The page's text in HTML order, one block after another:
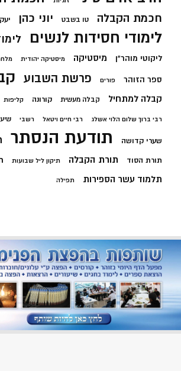
חכמת הקבלה טו בשבט יוני כהן
לימודי חסידות לנשים
ליקוטי מוהר"ן מיסטיקה מיסטיקה יהודית
ספר הזוהר פורים פרשת השבוע
קבלה למתחיל קבלה מעשית קורונה קליפות
רבי ברוך שלום הלוי אשלג רבי חיים ויטאל רשבי
שערי קדושה תודעת הנסתר
תורת הסוד תורת הקבלה תיקון ליל שבועות
תלמוד עשר הספירות תפילה